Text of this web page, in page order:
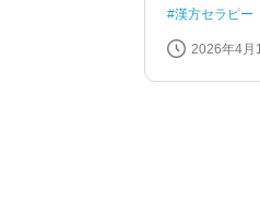
漢方セラピー
2026年4月